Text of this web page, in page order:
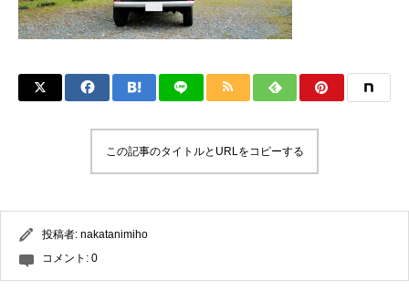
この記事のタイトルとURLをコピーする
投稿者: nakatanimiho
コメント: 0